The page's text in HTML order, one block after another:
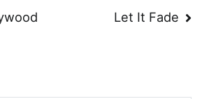
Let It Fade